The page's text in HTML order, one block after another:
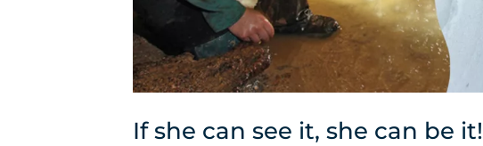
If she can see it, she can be it!